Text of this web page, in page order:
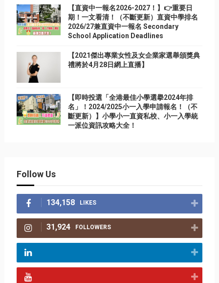
【直資中一報名2026-2027！】👉重要日
期！一文看清！（不斷更新）直資中學排名
2026/27兼直資中一報名 Secondary
School Application Deadlines
【2021傑出專業女性及女企業家選舉頒獎典
禮將於4月28日網上直播】
【即時投選「全港最佳小學選擧2024年排
名」！2024/2025小一入學申請報名！（不
斷更新）】小學小一直資私校、小一入學統
一派位資訊攻略大全！
Follow Us
134,158 LIKES
31,924 FOLLOWERS